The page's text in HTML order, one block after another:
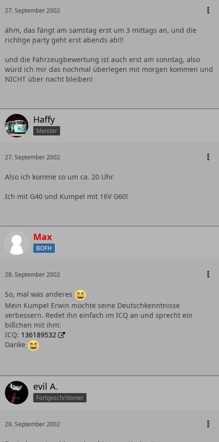
27. September 2002
ähm, das fängt am samstag erst um 3 mittags an, und die
richtige party geht erst abends ab!!!
und die Fahrzeugbewertung ist auch erst am sonntag, also
würd ich mir das nochmal überlegen mit morgen kommen und
NICHT über nacht bleiben!
Haffy
Meister
27. September 2002
Also ich komme so um ca. 20 Uhr.
Ich mit G40 und Kumpel mit 16V G60!
Max
BOFH
28. September 2002
So, mal was anderes
Mein Kumpel Erwin möchte seine Deutschkenntnisse
verbessern. Redet ihn einfach im ICQ an und sprecht ein
bißchen mit ihm:
ICQ: 136189532
Danke
evil A.
Fortgeschrittener
28. September 2002